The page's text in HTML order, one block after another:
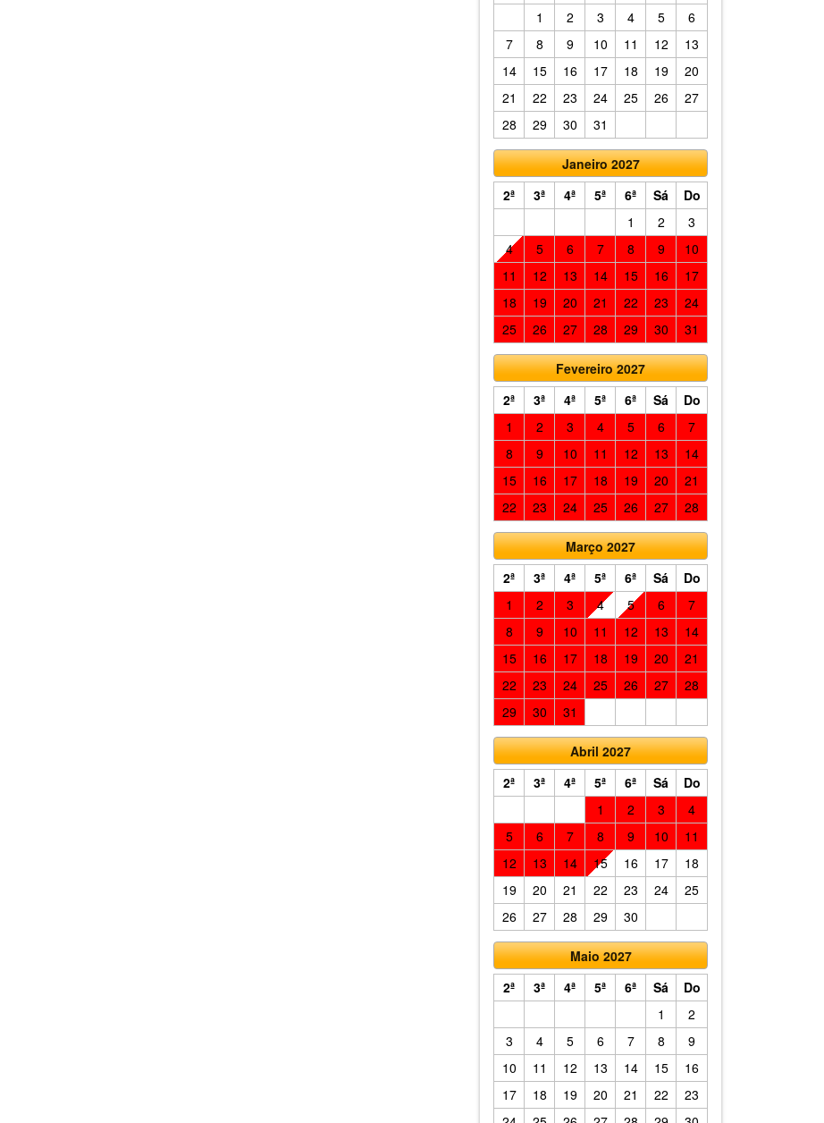
1
2 3 4 5
6
7
8 9 10 11 12
13
14
15 16 17 18 19
20
21
22 23 24 25 26
27
28
29 30 31
Janeiro 2027
2ª
3ª 4ª 5ª 6ª Sá
Do
1
2
3
4
5 6 7 8 9
10
11
12 13 14 15 16
17
18
19 20 21 22 23
24
25
26 27 28 29 30 31
Fevereiro 2027
2ª
3ª 4ª 5ª 6ª Sá
Do
1
2 3 4 5 6
7
8
9 10 11 12 13
14
15
16 17 18 19 20
21
22
23 24 25 26 27 28
Março 2027
2ª
3ª 4ª 5ª 6ª Sá
Do
1
2 3 4 5 6
7
8
9 10 11 12 13
14
15
16 17 18 19 20
21
22
23 24 25 26 27
28
29
30 31
Abril 2027
2ª
3ª 4ª 5ª 6ª Sá
Do
1
2 3
4
5
6 7 8 9 10
11
12
13 14 15 16 17
18
19
20 21 22 23 24
25
26
27 28 29 30
Maio 2027
2ª
3ª 4ª 5ª 6ª Sá
Do
1
2
3
4 5 6 7 8
9
10
11 12 13 14 15
16
17
18 19 20 21 22
23